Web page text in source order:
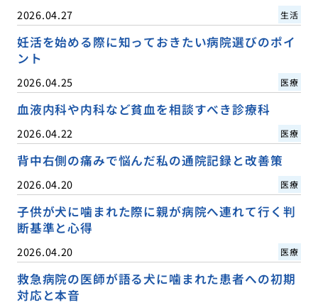
2026.04.27 生活
妊活を始める際に知っておきたい病院選びのポイ
ント
2026.04.25 医療
血液内科や内科など貧血を相談すべき診療科
2026.04.22 医療
背中右側の痛みで悩んだ私の通院記録と改善策
2026.04.20 医療
子供が犬に噛まれた際に親が病院へ連れて行く判
断基準と心得
2026.04.20 医療
救急病院の医師が語る犬に噛まれた患者への初期
対応と本音